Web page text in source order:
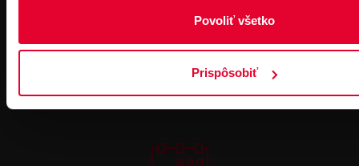
Povoliť všetko
Prispôsobiť
objednávkach nad 300 € bez DPH
DOPRAVA ZADARMO